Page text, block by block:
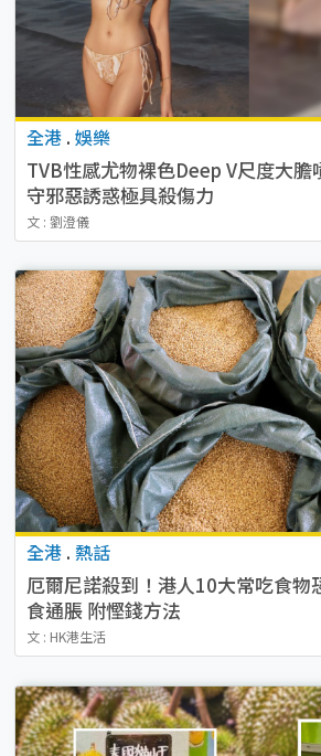
全港 . 娛樂
TVB性感尤物裸色Deep V尺度大膽
守邪惡誘惑極具殺傷力
文 : 劉澄儀
全港 . 熱話
厄爾尼諾殺到！港人10大常吃食物
食通脹 附慳錢方法
文 : HK港生活